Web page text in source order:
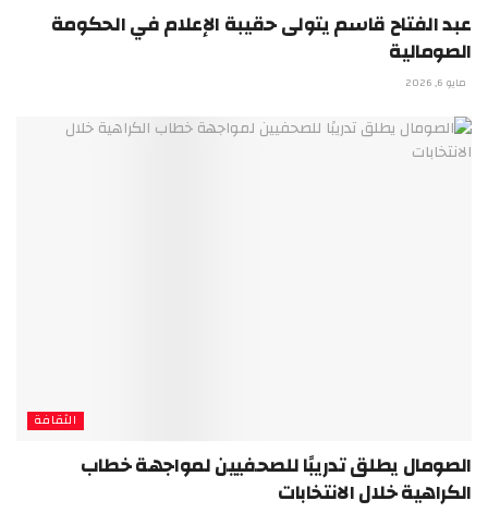
عبد الفتاح قاسم يتولى حقيبة الإعلام في الحكومة
الصومالية
مايو 6, 2026
الثقافة
الصومال يطلق تدريبًا للصحفيين لمواجهة خطاب
الكراهية خلال الانتخابات